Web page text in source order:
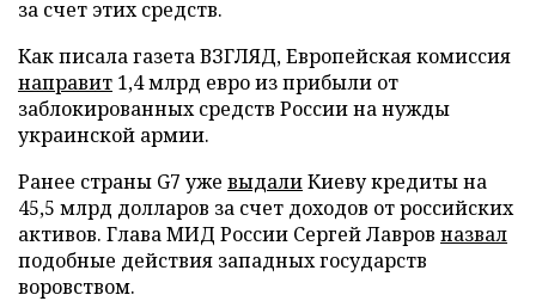
за счет этих средств.
Как писала газета ВЗГЛЯД, Европейская комиссия
направит 1,4 млрд евро из прибыли от
заблокированных средств России на нужды
украинской армии.
Ранее страны G7 уже выдалиКиеву кредиты на
45,5 млрд долларов за счет доходов от российских
активов. Глава МИД России Сергей Лавров назвал
подобные действия западных государств
воровством.